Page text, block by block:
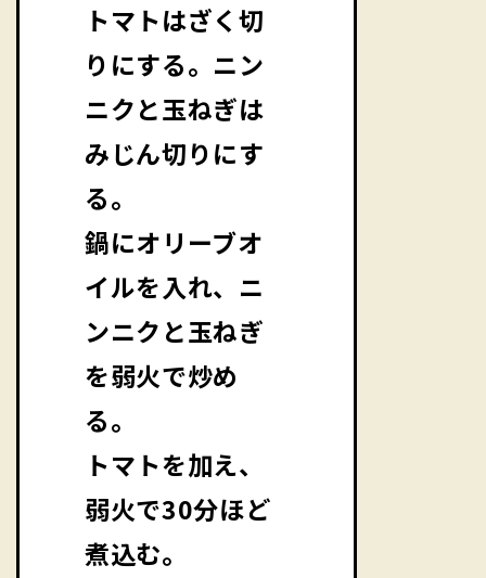
トマトはざく切
りにする。ニン
ニクと玉ねぎは
みじん切りにす
る。
鍋にオリーブオ
イルを入れ、ニ
ンニクと玉ねぎ
を弱火で炒め
る。
トマトを加え、
弱火で30分ほど
煮込む。